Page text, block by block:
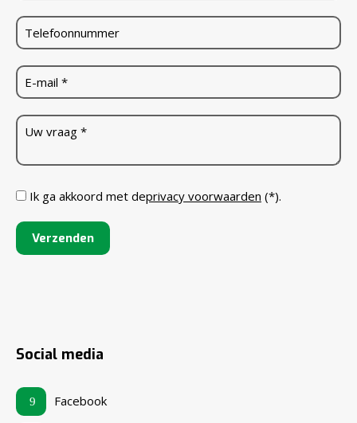
Ik ga akkoord met deprivacy voorwaarden (*).
Social media
Facebook